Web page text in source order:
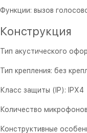
Функции: вызов
Конструкция
Тип акустического
Тип крепления: без
Класс защиты (IP): IPX4
Количество
Конструктивные